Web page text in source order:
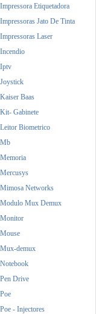
Impressora Etiquetadora
Impressoras Jato De Tinta
Impressoras Laser
Incendio
Iptv
Joystick
Kaiser Baas
Kit- Gabinete
Leitor Biometrico
Mb
Memoria
Mercusys
Mimosa Networks
Modulo Mux Demux
Monitor
Mouse
Mux-demux
Notebook
Pen Drive
Poe
Poe - Injectores